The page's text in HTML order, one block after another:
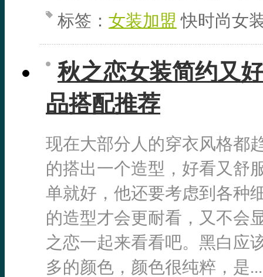
标签： 女装加盟 快时尚女
秋之恋女装简约又
品搭配推荐
现在大部分人的穿衣风格都
的搭出一个造型，好看又舒
单就好，他还要考虑到各种
的造型才会更耐看，又不会
之恋一起来看看吧。黑白应
多的颜色，颜色很纯粹，是...